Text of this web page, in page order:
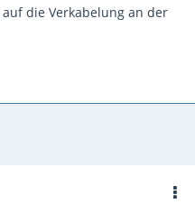
die Verkabelung an der